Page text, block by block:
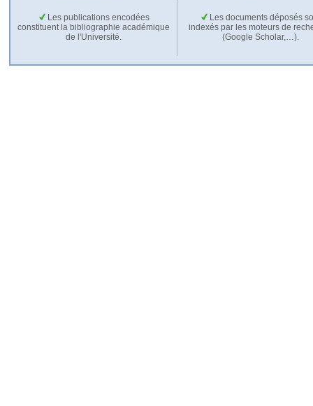
Les publications encodées
constituent la bibliographie académique
de l'Université.
Les documents déposés
indexés par les moteurs de
(Google Scholar,…).